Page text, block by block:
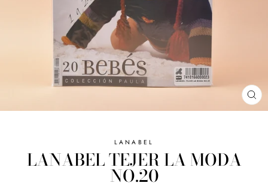
LANABEL
LANABEL TEJER LA MODA
NO.20